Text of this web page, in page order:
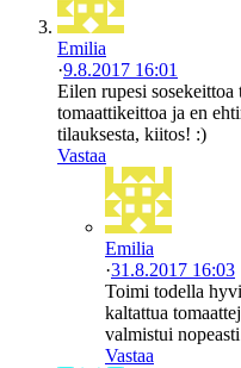
Emilia
·9.8.2017 16:01
Eilen rupesi sosekeittoa
tomaattikeittoa ja en
tilauksesta, kiitos! :)
Vastaa
Emilia
·31.8.2017 16:03
Toimi todella
kaltattua
valmistui
Vastaa